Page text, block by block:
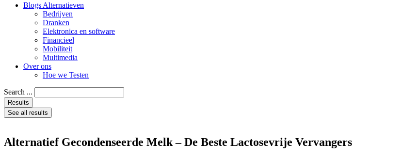
Blogs Alternatieven
Bedrijven
Dranken
Elektronica en software
Financieel
Mobiliteit
Multimedia
Over ons
Hoe we Testen
Search ...
Results
See all results
Alternatief Gecondenseerde Melk – De Beste Lactosevrije Vervangers